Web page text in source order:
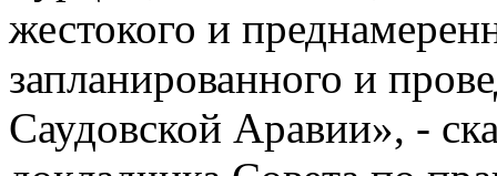
жестокого и
запланированного и
Саудовской Аравии», -